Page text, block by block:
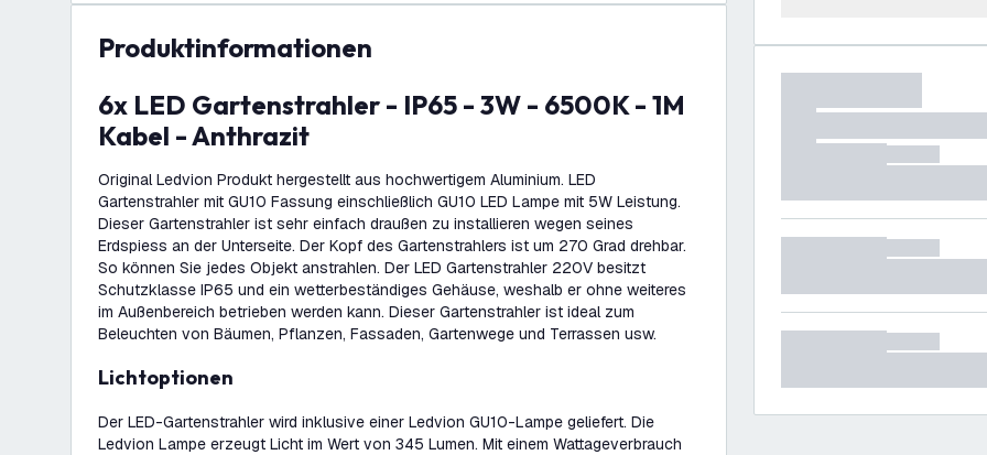
Produktinformationen
6x LED Gartenstrahler - IP65 - 3W - 6500K - 1M
Kabel - Anthrazit
Original Ledvion Produkt hergestellt aus hochwertigem Aluminium. LED
Gartenstrahler mit GU10 Fassung einschließlich GU10 LED Lampe mit 5W Leistung.
Dieser Gartenstrahler ist sehr einfach draußen zu installieren wegen seines
Erdspiess an der Unterseite. Der Kopf des Gartenstrahlers ist um 270 Grad drehbar.
So können Sie jedes Objekt anstrahlen. Der LED Gartenstrahler 220V besitzt
Schutzklasse IP65 und ein wetterbeständiges Gehäuse, weshalb er ohne weiteres
im Außenbereich betrieben werden kann. Dieser Gartenstrahler ist ideal zum
Beleuchten von Bäumen, Pflanzen, Fassaden, Gartenwege und Terrassen usw.
Lichtoptionen
Der LED-Gartenstrahler wird inklusive einer Ledvion GU10-Lampe geliefert. Die
Ledvion Lampe erzeugt Licht im Wert von 345 Lumen. Mit einem Wattageverbrauch